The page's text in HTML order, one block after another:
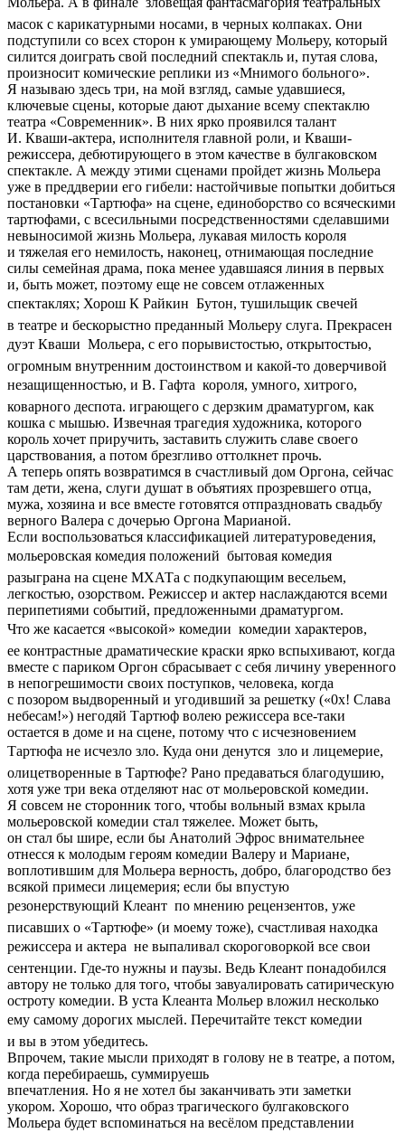
масок с карикатурными носами, в черных колпаках. Они
подступили со всех сторон к умирающему Мольеру, который
силится доиграть свой последний спектакль и, путая слова,
произносит комические реплики из «Мнимого больного».
Я называю здесь три, на мой взгляд, самые удавшиеся,
ключевые сцены, которые дают дыхание всему спектаклю
театра «Современник». В них ярко проявился талант
И. Кваши-актера, исполнителя главной роли, и Кваши-
режиссера, дебютирующего в этом качестве в булгаковском
спектакле. А между этими сценами пройдет жизнь Мольера
уже в преддверии его гибели: настойчивые попытки добиться
постановки «Тартюфа» на сцене, единоборство со всяческими
тартюфами, с всесильными посредственностями сделавшими
невыносимой жизнь Мольера, лукавая милость короля
и тяжелая его немилость, наконец, отнимающая последние
силы семейная драма, пока менее удавшаяся линия в первых
и, быть может, поэтому еще не совсем отлаженных
спектаклях; Хорош К Райкин  Бутон, тушильщик свечей
в театре и бескорыстно преданный Мольеру слуга. Прекрасен
дуэт Кваши  Мольера, с его порывистостью, открытостью,
огромным внутренним достоинством и какой-то доверчивой
незащищенностью, и В. Гафта  короля, умного, хитрого,
коварного деспота. играющего с дерзким драматургом, как
кошка с мышью. Извечная трагедия художника, которого
король хочет приручить, заставить служить славе своего
царствования, а потом брезгливо оттолкнет прочь.
А теперь опять возвратимся в счастливый дом Оргона, сейчас
там дети, жена, слуги душат в объятиях прозревшего отца,
мужа, хозяина и все вместе готовятся отпраздновать свадьбу
верного Валера с дочерью Оргона Марианой.
Если воспользоваться классификацией литературоведения,
мольеровская комедия положений  бытовая комедия
разыграна на сцене МХАТа с подкупающим весельем,
легкостью, озорством. Режиссер и актер наслаждаются всеми
перипетиями событий, предложенными драматургом.
Что же касается «высокой» комедии  комедии характеров,
ее контрастные драматические краски ярко вспыхивают, когда
вместе с париком Оргон сбрасывает с себя личину уверенного
в непогрешимости своих поступков, человека, когда
с позором выдворенный и угодивший за решетку («0х! Слава
небесам!») негодяй Тартюф волею режиссера все-таки
остается в доме и на сцене, потому что с исчезновением
Тартюфа не исчезло зло. Куда они денутся  зло и лицемерие,
олицетворенные в Тартюфе? Рано предаваться благодушию,
хотя уже три века отделяют нас от мольеровской комедии.
Я совсем не сторонник того, чтобы вольный взмах крыла
мольеровской комедии стал тяжелее. Может быть,
он стал бы шире, если бы Анатолий Эфрос внимательнее
отнесся к молодым героям комедии Валеру и Мариане,
воплотившим для Мольера верность, добро, благородство без
всякой примеси лицемерия; если бы впустую
резонерствующий Клеант  по мнению рецензентов, уже
писавших о «Тартюфе» (и моему тоже), счастливая находка
режиссера и актера  не выпаливал скороговоркой все свои
сентенции. Где-то нужны и паузы. Ведь Клеант понадобился
автору не только для того, чтобы завуалировать сатирическую
остроту комедии. В уста Клеанта Мольер вложил несколько
ему самому дорогих мыслей. Перечитайте текст комедии 
и вы в этом убедитесь.
Впрочем, такие мысли приходят в голову не в театре, а потом,
когда перебираешь, суммируешь
впечатления. Но я не хотел бы заканчивать эти заметки
укором. Хорошо, что образ трагического булгаковского
Мольера будет вспоминаться на весёлом представлении